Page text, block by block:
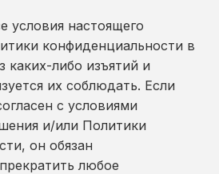
условия настоящего
конфиденциальности в
каких-либо изъятий и
их соблюдать. Если
с условиями
и/или Политики
он обязан
любое